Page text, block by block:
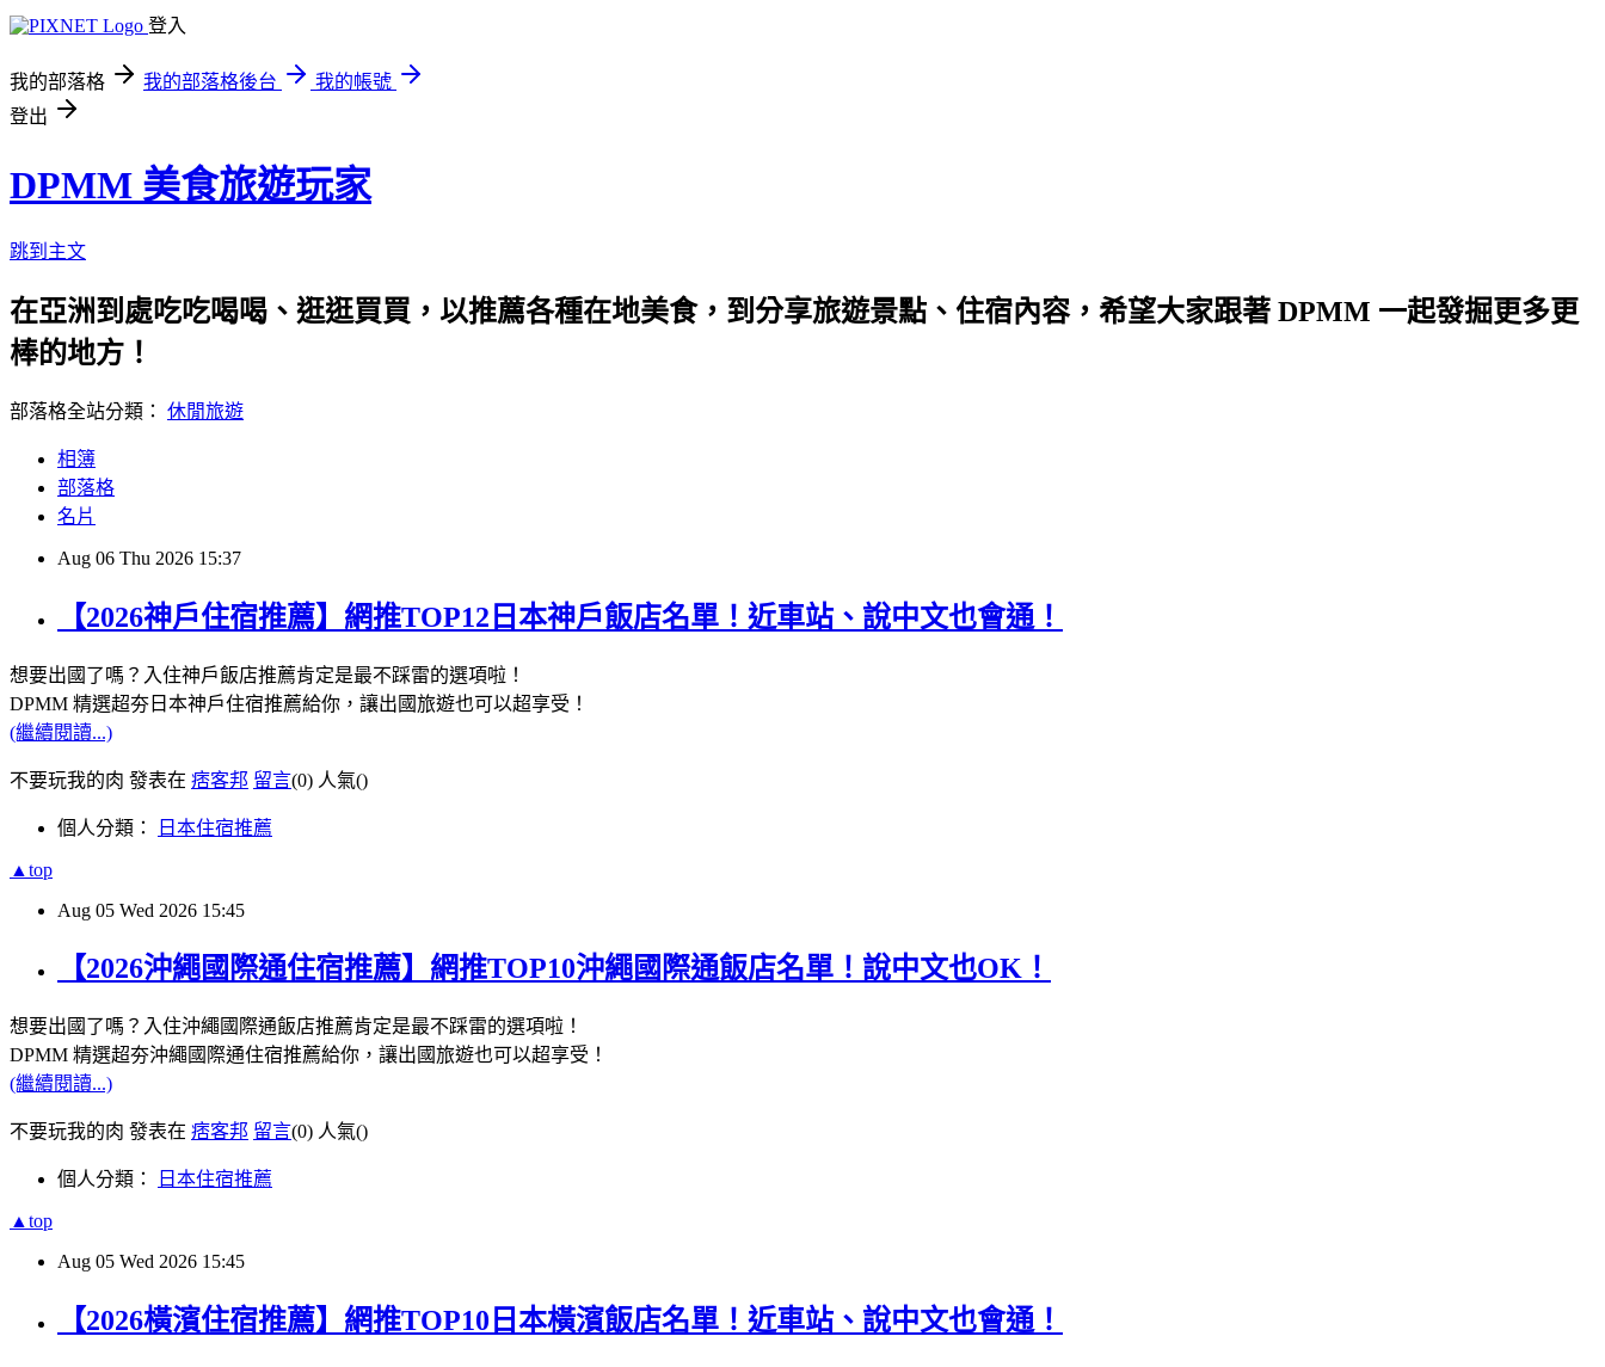
登入
我的部落格 我的部落格後台
我的帳號
登出
DPMM 美食旅遊玩家
跳到主文
在亞洲到處吃吃喝喝、逛逛買買，以推薦各種在地美食，到分享旅遊景點、住宿內容，希望大家跟著 DPMM 一起發掘更多更
棒的地方！
部落格全站分類： 休閒旅遊
相簿
部落格
名片
Aug 06 Thu 2026 15:37
【2026神戶住宿推薦】網推TOP12日本神戶飯店名單！近車站、說中文也會通！
想要出國了嗎？入住神戶飯店推薦肯定是最不踩雷的選項啦！
DPMM 精選超夯日本神戶住宿推薦給你，讓出國旅遊也可以超享受！
(繼續閱讀...)
不要玩我的肉 發表在 痞客邦 留言(0) 人氣()
個人分類： 日本住宿推薦
▲top
Aug 05 Wed 2026 15:45
【2026沖繩國際通住宿推薦】網推TOP10沖繩國際通飯店名單！說中文也OK！
想要出國了嗎？入住沖繩國際通飯店推薦肯定是最不踩雷的選項啦！
DPMM 精選超夯沖繩國際通住宿推薦給你，讓出國旅遊也可以超享受！
(繼續閱讀...)
不要玩我的肉 發表在 痞客邦 留言(0) 人氣()
個人分類： 日本住宿推薦
▲top
Aug 05 Wed 2026 15:45
【2026橫濱住宿推薦】網推TOP10日本橫濱飯店名單！近車站、說中文也會通！